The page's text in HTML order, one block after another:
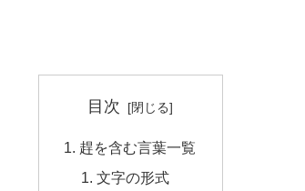
目次
趕を含む言葉一覧
文字の形式